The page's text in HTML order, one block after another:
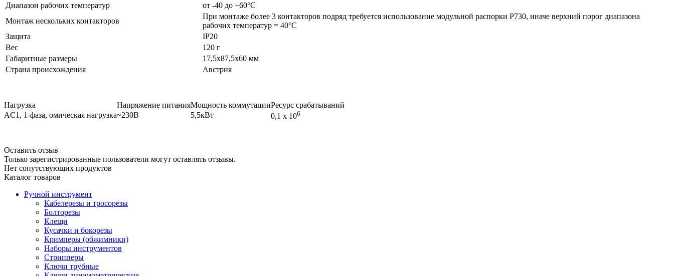
Диапазон рабочих температур
от -40 до +60°C
Монтаж нескольких контакторов
При монтаже более 3 контакторов подряд требуется использование модульной распорки P730, иначе верхний порог диапазона
рабочих температур = 40°C
Защита
IP20
Вес
120 г
Габаритные размеры
17,5x87,5x60 мм
Страна происхождения
Австрия
Нагрузка Напряжение питанияМощность коммутацииРесурс срабатываний
AC1, 1-фаза, омическая нагрузка~230В 5,5кВт 0,1 х 106
Оставить отзыв
Только зарегистрированные пользователи могут оставлять отзывы.
Нет сопутствующих продуктов
Каталог товаров
Ручной инструмент
Кабелерезы и тросорезы
Болторезы
Клещи
Кусачки и бокорезы
Кримперы (обжимники)
Наборы инструментов
Стрипперы
Ключи трубные